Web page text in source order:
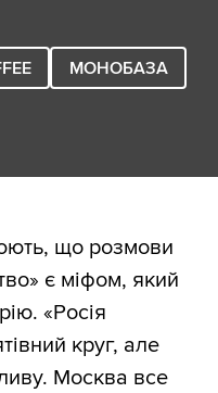
МОНОБАЗА
що розмови
є міфом, який
«Росія
круг, але
Москва все